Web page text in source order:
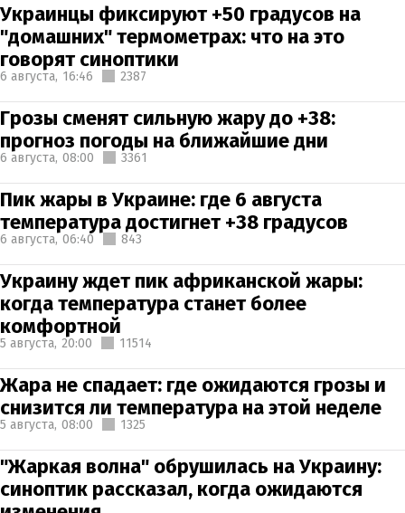
Украинцы фиксируют +50 градусов на
"домашних" термометрах: что на это
говорят синоптики
6 августа, 16:46 2387
Грозы сменят сильную жару до +38:
прогноз погоды на ближайшие дни
6 августа, 08:00 3361
Пик жары в Украине: где 6 августа
температура достигнет +38 градусов
6 августа, 06:40 843
Украину ждет пик африканской жары:
когда температура станет более
комфортной
5 августа, 20:00 11514
Жара не спадает: где ожидаются грозы и
снизится ли температура на этой неделе
5 августа, 08:00 1325
"Жаркая волна" обрушилась на Украину:
синоптик рассказал, когда ожидаются